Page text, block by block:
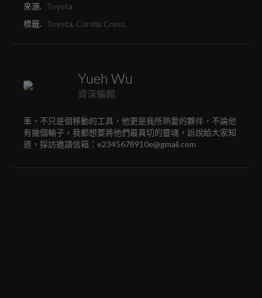
來源. Toyota
標籤. Toyota, Corolla Cross,
Yueh Wu
資深編輯
車。不只是個移動的工具，他更是我所熱愛的夥伴，不論他
有幾個輪子，我都想要將他們最真切的靈魂，訴說給大家知
道，採訪邀請信箱：e2345678910e@gmail.com